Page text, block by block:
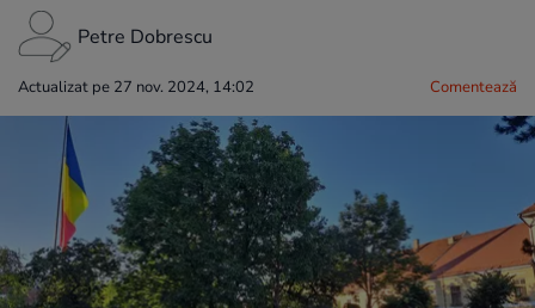
Petre Dobrescu
Actualizat pe 27 nov. 2024, 14:02 Comentează